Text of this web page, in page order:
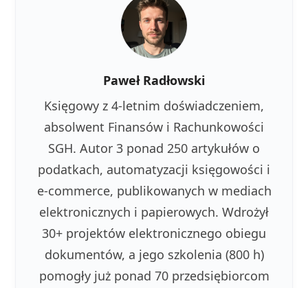
Paweł Radłowski
Księgowy z 4-letnim doświadczeniem,
absolwent Finansów i Rachunkowości
SGH. Autor 3 ponad 250 artykułów o
podatkach, automatyzacji księgowości i
e-commerce, publikowanych w mediach
elektronicznych i papierowych. Wdrożył
30+ projektów elektronicznego obiegu
dokumentów, a jego szkolenia (800 h)
pomogły już ponad 70 przedsiębiorcom